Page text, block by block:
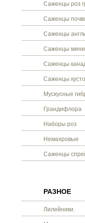
Саженцы роз
Саженцы
Саженцы
Саженцы
Саженцы
Саженцы
Мускусные
Грандифлора
Наборы роз
Немахровые
Саженцы
РАЗНОЕ
Лилейники.